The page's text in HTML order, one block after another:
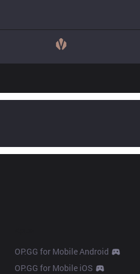
OP.GG for Mobile Android
OP.GG for Mobile iOS